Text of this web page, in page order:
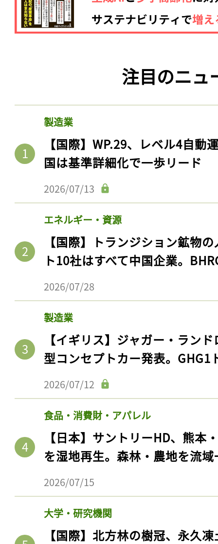
注目のニュ
製造業
【国際】WP.29、レベル4自動
国は基準詳細化で一歩リード
2026/07/13
エネルギー・資源
【国際】トランジション鉱物
ト10社はすべて中国企業。
2026/07/28
製造業
【イギリス】ジャガー・ラン
型コンセプトカー発表。GHG1
2026/07/12
食品・消費財・アパレル
【日本】サントリーHD、熊本
を湿地再生。森林・農地を流
2026/07/15
大学・研究機関
【国際】北方林の樹冠、永久